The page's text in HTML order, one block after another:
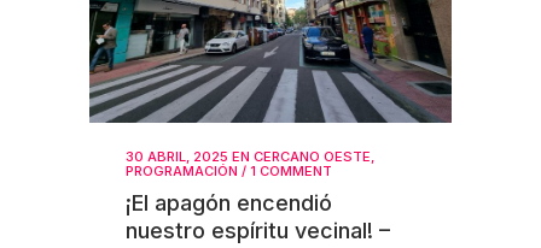
30 ABRIL, 2025 EN CERCANO OESTE,
PROGRAMACIÓN / 1 COMMENT
¡El apagón encendió
nuestro espíritu vecinal! –